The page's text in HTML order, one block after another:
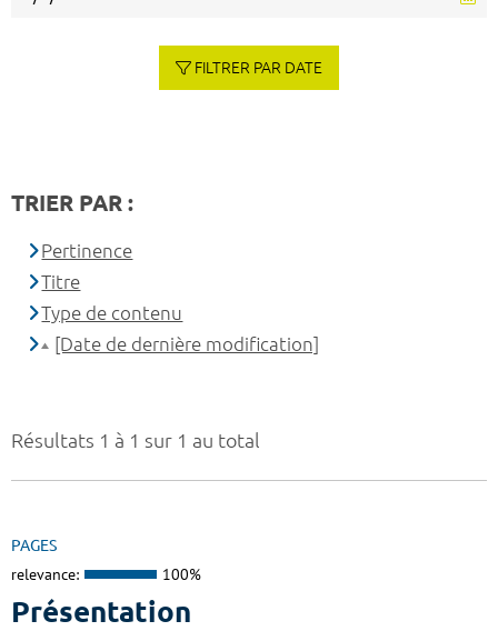
Résultats 1 à 1 sur 1 au total
PAGES
relevance: 100%
Présentation
FILTRER PAR DATE
TRIER PAR :
Pertinence
Titre
Type de contenu
[Date de dernière modification]